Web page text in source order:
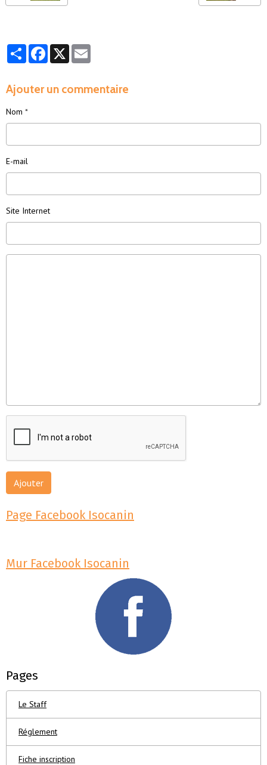
PartagerFacebook
X
Ajouter un commentaire
Nom
E-mail
Site Internet
Ajouter
Page Facebook Isocanin
Mur Facebook Isocanin
Pages
Le Staff
Réglement
Fiche inscription